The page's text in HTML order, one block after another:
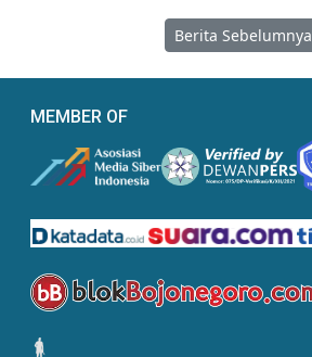
Berita Sebelumnya
MEMBER OF